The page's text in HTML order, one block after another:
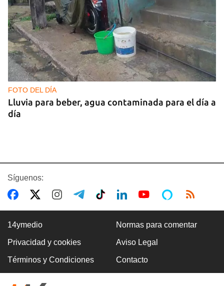
FOTO DEL DÍA
Lluvia para beber, agua contaminada para el día a
día
COMERCIO
La Cuevita, el verdadero mercado mayorista de
Cuba, abastece la economía nacional
Síguenos:
14ymedio Normas para comentar
Privacidad y cookies Aviso Legal
Términos y Condiciones Contacto